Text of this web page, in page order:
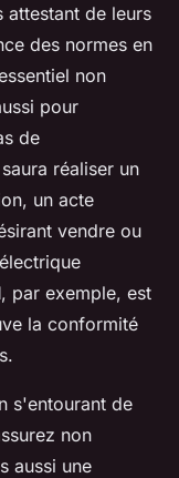
de leurs
des normes en
non
pour
de
réaliser un
un acte
vendre ou
, par exemple, est
la conformité
s'entourant de
non
aussi une